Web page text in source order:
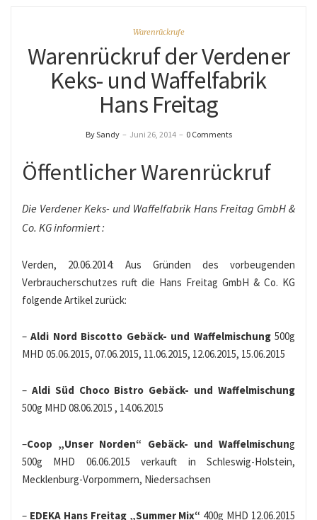
Warenrückrufe
Warenrückruf der Verdener
Keks- und Waffelfabrik
Hans Freitag
By Sandy – Juni 26, 2014 – 0 Comments
Öffentlicher Warenrückruf
Die Verdener Keks- und Waffelfabrik Hans Freitag GmbH &
Co. KG informiert :
Verden, 20.06.2014: Aus Gründen des vorbeugenden
Verbraucherschutzes ruft die Hans Freitag GmbH & Co. KG
folgende Artikel zurück:
–Aldi Nord Biscotto Gebäck- und Waffelmischung500g
MHD 05.06.2015, 07.06.2015, 11.06.2015, 12.06.2015, 15.06.2015
– Aldi Süd Choco Bistro Gebäck- und Waffelmischung
500g MHD 08.06.2015 , 14.06.2015
–Coop „Unser Norden“ Gebäck- und Waffelmischung
500g MHD 06.06.2015 verkauft in Schleswig-Holstein,
Mecklenburg-Vorpommern, Niedersachsen
– EDEKA Hans Freitag „Summer Mix“ 400g MHD 12.06.2015